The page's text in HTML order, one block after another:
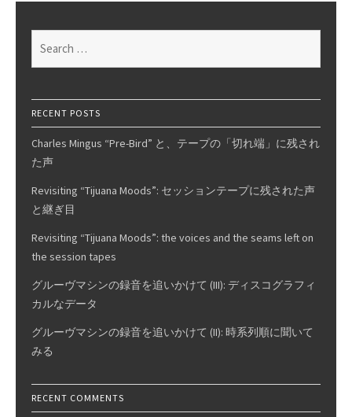
for:
RECENT POSTS
Charles Mingus “Pre-Bird” と、テープの「切れ端」に残され
た声
Revisiting “Tijuana Moods”: セッションテープに残された声
と継ぎ目
Revisiting “Tijuana Moods”: the voices and the seams left on
the session tapes
グルーヴマシンの録音を追いかけて (III): ディスコグラフィ
カルなデータ
グルーヴマシンの録音を追いかけて (II): 時系列順に聞いて
みる
RECENT COMMENTS